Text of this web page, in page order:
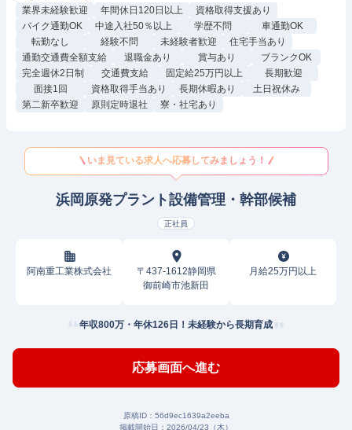
業界未経験歓迎 年間休日120日以上
資格取得支援あり
バイク通勤OK
中途入社50％以上 学歴不問
車通勤OK
転勤なし
経験不問 未経験者歓迎
住宅手当あり
通勤交通費全額支給
退職金あり 賞与あり
ブランクOK
完全週休2日制
交通費支給 固定給25万円以上
長期歓迎
面接1回
資格取得手当あり 長期休暇あり
土日祝休み
第二新卒歓迎
原則定時退社 寮・社宅あり
いま見ている求人へ応募してみましょう！
浜岡原発プラント設備管理・幹部候補
正社員
阿南重工業株式会社
〒437-1612静岡県
御前崎市池新田
月給25万円以上
年収800万・年休126日！未経験から長期育成
応募画面へ進む
原稿ID： 56d9ec1639a2eeba
掲載開始日： 2026/04/23（木）